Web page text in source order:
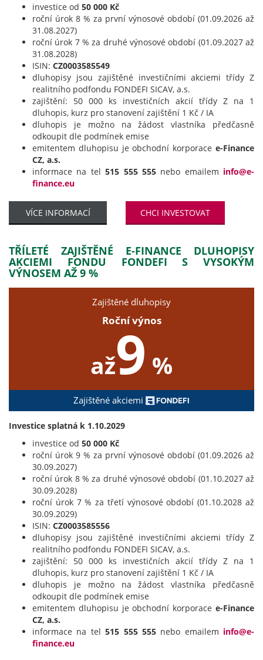
investice od 50 000 Kč
roční úrok 8 % za první výnosové období (01.09.2026 až
31.08.2027)
roční úrok 7 % za druhé výnosové období (01.09.2027 až
31.08.2028)
ISIN: CZ0003585549
dluhopisy jsou zajištěné investičními akciemi třídy Z
realitního podfondu FONDEFI SICAV, a.s.
zajištění: 50 000 ks investičních akcií třídy Z na 1
dluhopis, kurz pro stanovení zajištění 1 Kč / IA
dluhopis je možno na žádost vlastníka předčasně
odkoupit dle podmínek emise
emitentem dluhopisu je obchodní korporace e-Finance
CZ, a.s.
informace na tel515 555 555nebo emailem info@e-
finance.eu
VÍCE INFORMACÍ CHCI INVESTOVAT
TŘÍLETÉ ZAJIŠTĚNÉ E-FINANCE DLUHOPISY
AKCIEMI FONDU FONDEFI S VYSOKÝM
VÝNOSEM AŽ 9 %
Zajištěné dluhopisy
Roční výnos
až9 %
Zajištěné akciemi
Investice splatná k 1.10.2029
investice od 50 000 Kč
roční úrok 9 % za první výnosové období (01.09.2026 až
30.09.2027)
roční úrok 8 % za druhé výnosové období (01.10.2027 až
30.09.2028)
roční úrok 7 % za třetí výnosové období (01.10.2028 až
30.09.2029)
ISIN: CZ0003585556
dluhopisy jsou zajištěné investičními akciemi třídy Z
realitního podfondu FONDEFI SICAV, a.s.
zajištění: 50 000 ks investičních akcií třídy Z na 1
dluhopis, kurz pro stanovení zajištění 1 Kč / IA
dluhopis je možno na žádost vlastníka předčasně
odkoupit dle podmínek emise
emitentem dluhopisu je obchodní korporace e-Finance
CZ, a.s.
informace na tel515 555 555nebo emailem info@e-
finance.eu